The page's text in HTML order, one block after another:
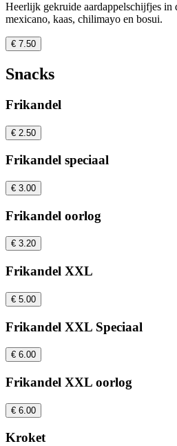
Heerlijk gekruide aardappelschijfjes in
mexicano, kaas, chilimayo en bosui.
€ 7.50
Snacks
Frikandel
€ 2.50
Frikandel speciaal
€ 3.00
Frikandel oorlog
€ 3.20
Frikandel XXL
€ 5.00
Frikandel XXL Speciaal
€ 6.00
Frikandel XXL oorlog
€ 6.00
Kroket